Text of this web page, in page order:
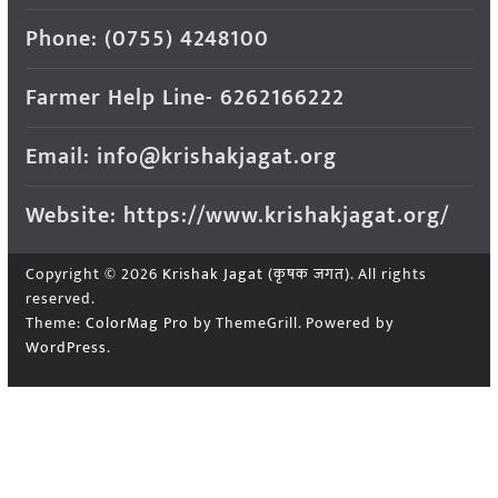
Phone: (0755) 4248100
Farmer Help Line- 6262166222
Email: info@krishakjagat.org
Website: https://www.krishakjagat.org/
Copyright © 2026 Krishak Jagat (कृषक जगत). All rights
reserved.
Theme: ColorMag Pro by ThemeGrill. Powered by
WordPress.